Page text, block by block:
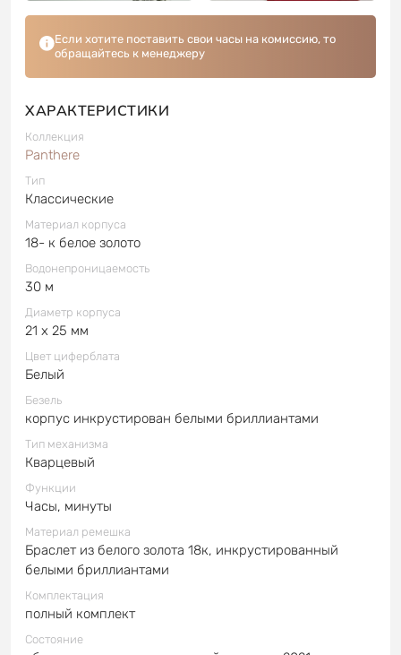
Если хотите поставить свои часы на комиссию, то
обращайтесь к менеджеру
ХАРАКТЕРИСТИКИ
Коллекция
Panthere
Тип
Классические
Материал корпуса
18- к белое золото
Водонепроницаемость
30 м
Диаметр корпуса
21 x 25 мм
Цвет циферблата
Белый
Безель
корпус инкрустирован белыми бриллиантами
Тип механизма
Кварцевый
Функции
Часы, минуты
Материал ремешка
Браслет из белого золота 18к, инкрустированный
белыми бриллиантами
Комплектация
полный комплект
Состояние